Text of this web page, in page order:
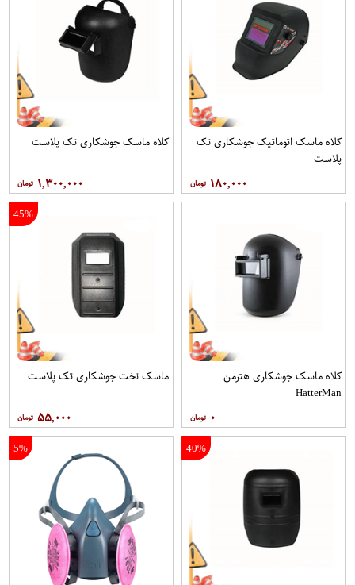
کلاه ماسک اتوماتیک جوشکاری تک
پلاست
۱۸۰,۰۰۰
کلاه ماسک جوشکاری تک پلاست
۱,۳۰۰,۰۰۰
کلاه ماسک جوشکاری هترمن
HatterMan
۰
45%
ماسک تخت جوشکاری تک پلاست
۵۵,۰۰۰
40%
5%